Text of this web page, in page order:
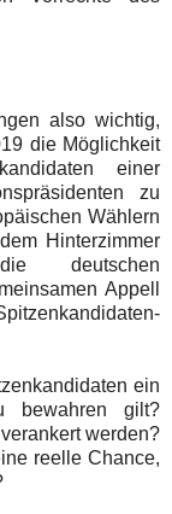
also wichtig,
die Möglichkeit
einer
zu
Wählern
Hinterzimmer
deutschen
Appell
ein
bewahren gilt?
werden?
reelle Chance,